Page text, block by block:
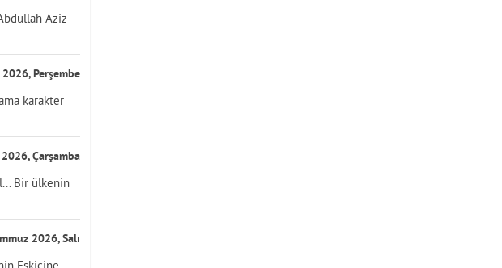
Aziz
Perşembe
karakter
Çarşamba
Bir ülkenin
2026, Salı